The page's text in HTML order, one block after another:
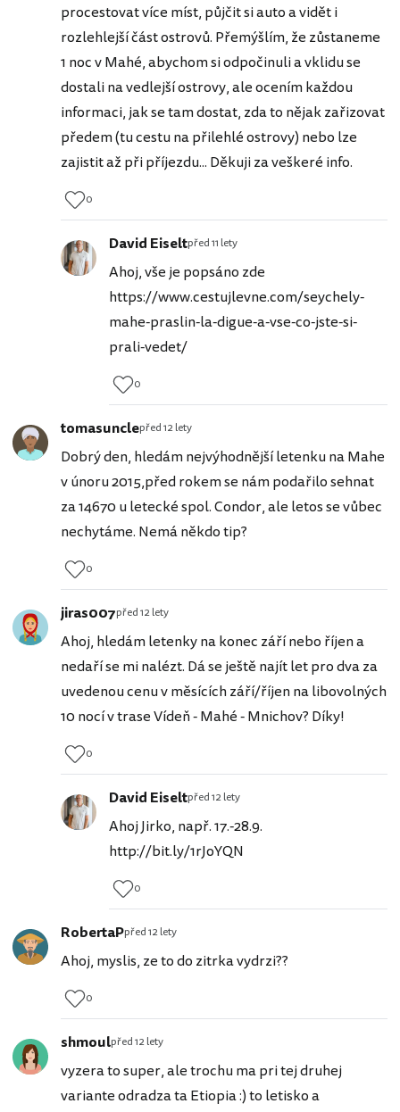
procestovat více míst, půjčit si auto a vidět i
rozlehlejší část ostrovů. Přemýšlím, že zůstaneme
1 noc v Mahé, abychom si odpočinuli a vklidu se
dostali na vedlejší ostrovy, ale ocením každou
informaci, jak se tam dostat, zda to nějak zařizovat
předem (tu cestu na přilehlé ostrovy) nebo lze
zajistit až při příjezdu... Děkuji za veškeré info.
0
David Eiseltpřed 11 lety
Ahoj, vše je popsáno zde
https://www.cestujlevne.com/seychely-
mahe-praslin-la-digue-a-vse-co-jste-si-
prali-vedet/
0
tomasunclepřed 12 lety
Dobrý den, hledám nejvýhodnější letenku na Mahe
v únoru 2015,před rokem se nám podařilo sehnat
za 14670 u letecké spol. Condor, ale letos se vůbec
nechytáme. Nemá někdo tip?
0
jiras007před 12 lety
Ahoj, hledám letenky na konec září nebo říjen a
nedaří se mi nalézt. Dá se ještě najít let pro dva za
uvedenou cenu v měsících září/říjen na libovolných
10 nocí v trase Vídeň - Mahé - Mnichov? Díky!
0
David Eiseltpřed 12 lety
Ahoj Jirko, např. 17.-28.9.
http://bit.ly/1rJoYQN
0
RobertaPpřed 12 lety
Ahoj, myslis, ze to do zitrka vydrzi??
0
shmoulpřed 12 lety
vyzera to super, ale trochu ma pri tej druhej
variante odradza ta Etiopia :) to letisko a